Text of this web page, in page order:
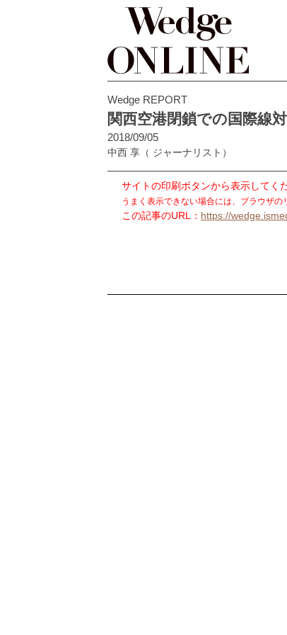
Wedge REPORT
関西空港閉鎖での国際線
2018/09/05
中西 享 （ ジャーナリスト）
サイトの印刷ボタンから表示してく
うまく表示できない場合には、ブラウザの
この記事のURL： https://